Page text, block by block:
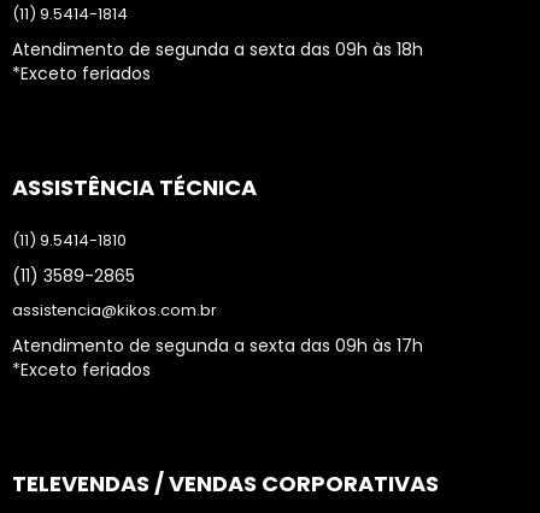
(11) 9.5414-1814
Atendimento de segunda a sexta das 09h às 18h
*Exceto feriados
ASSISTÊNCIA TÉCNICA
(11) 9.5414-1810
(11) 3589-2865
assistencia@kikos.com.br
Atendimento de segunda a sexta das 09h às 17h
*Exceto feriados
TELEVENDAS / VENDAS CORPORATIVAS